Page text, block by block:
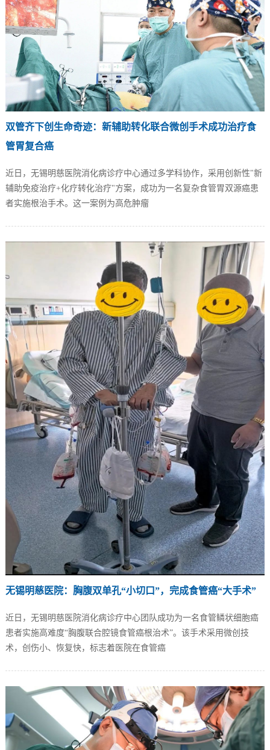
双管齐下创生命奇迹：新辅助转化联合微创手术成功治疗食
管胃复合癌
近日，无锡明慈医院消化病诊疗中心通过多学科协作，采用创新性"新
辅助免疫治疗+化疗转化治疗"方案，成功为一名复杂食管胃双源癌患
者实施根治手术。这一案例为高危肿瘤
无锡明慈医院：胸腹双单孔“小切口”，完成食管癌“大手术”
近日，无锡明慈医院消化病诊疗中心团队成功为一名食管鳞状细胞癌
患者实施高难度“胸腹联合腔镜食管癌根治术”。该手术采用微创技
术，创伤小、恢复快，标志着医院在食管癌